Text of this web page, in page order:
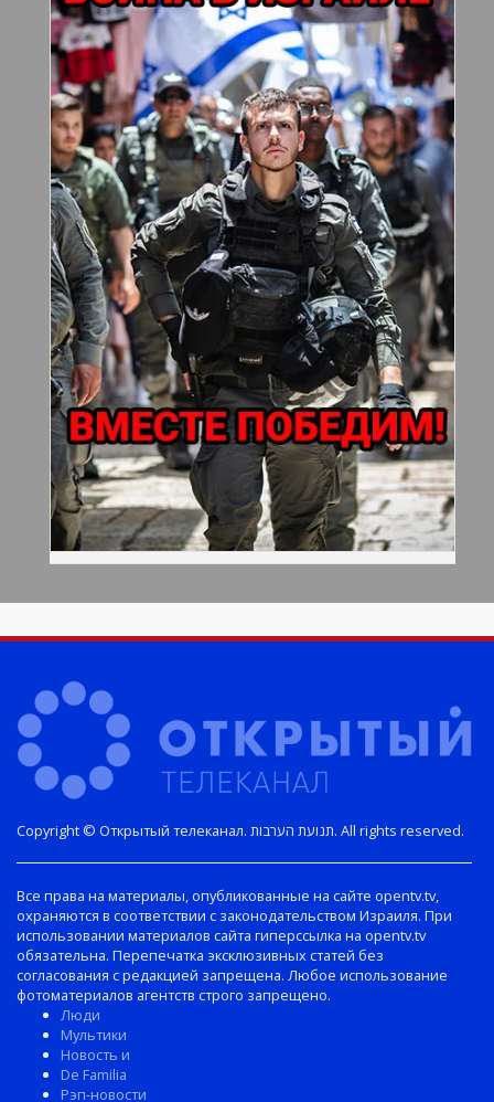
Copyright © Открытый телеканал. תנועת הערבות. All rights reserved.
Все права на материалы, опубликованные на сайте opentv.tv,
охраняются в соответствии с законодательством Израиля. При
использовании материалов сайта гиперссылка на opentv.tv
обязательна. Перепечатка эксклюзивных статей без
согласования с редакцией запрещена. Любое использование
фотоматериалов агентств строго запрещено.
Люди
Мультики
Новость и
De Familia
Рэп-новости